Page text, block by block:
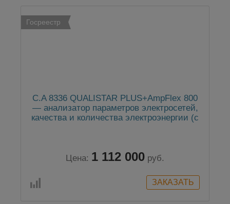
Госреестр
C.A 8336 QUALISTAR PLUS+AmpFlex 800
— анализатор параметров электросетей,
качества и количества электроэнергии (с
Цена: 1 112 000 руб.